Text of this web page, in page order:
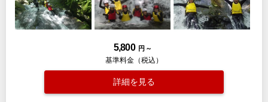
5,800 円 ～
基準料金（税込）
詳細を見る